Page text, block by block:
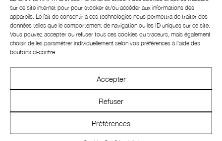
sur ce site internet pour pour stocker et/ou accéder aux informations des
appareils. Le fait de consentir à ces technologies nous permettra de traiter des
données telles que le comportement de navigation ou les ID uniques sur ce site.
Vous pouvez accepter ou refuser tous ces cookies ou traceurs, mais également
choisir de les paramétrer individuellement selon vos préférences à l’aide des
boutons ci-contre.
Accepter
Refuser
Préférences
de hacking déstabilisantes du collectif Disinovation.org.
Remettre l’art à sa placeIci, pas besoin d’avoir un bac+5 en
histoire de l’art, ni d’être de toutes les manifs : pendant
trois jours, les expositions d’art contemporain et de
misent sur une pédagogie douce, complétée par une
programmation pointue autour d’ateliers et de tables
rondes thématiques. Se pose alors la question du rôle de
l’art : quand a-t-il cessé de bouleverser pour décorer ?
Jamais, à en croire la Gaîté Lyrique, qui rappelle que, de
tout temps, la création a contribué à faire bouger les
lignes, à en mettre certains en rogne et à en représenter